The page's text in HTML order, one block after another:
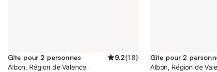
Gîte pour 2 personnes 9.2(18)
Albon, Région de Valence
Gîte pour 2
Albon, Région de